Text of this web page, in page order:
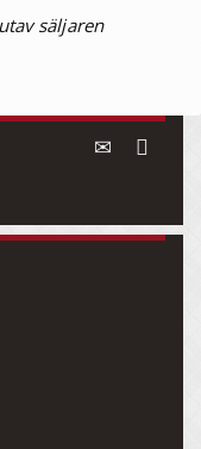
säljaren